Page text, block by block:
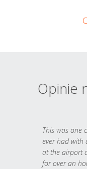
Opinie
This was one
ever had with
at the airport
for over an